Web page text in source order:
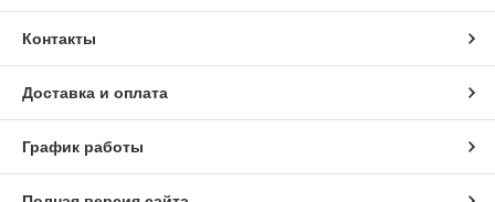
Контакты
Доставка и оплата
График работы